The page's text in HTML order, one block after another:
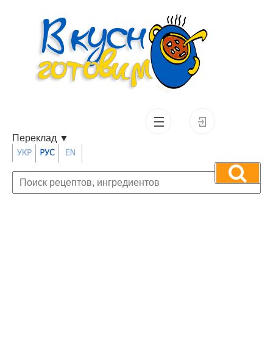
Переклад ▼